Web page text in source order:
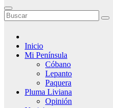
Inicio
Mi Península
Cóbano
Lepanto
Paquera
Pluma Liviana
Opinión